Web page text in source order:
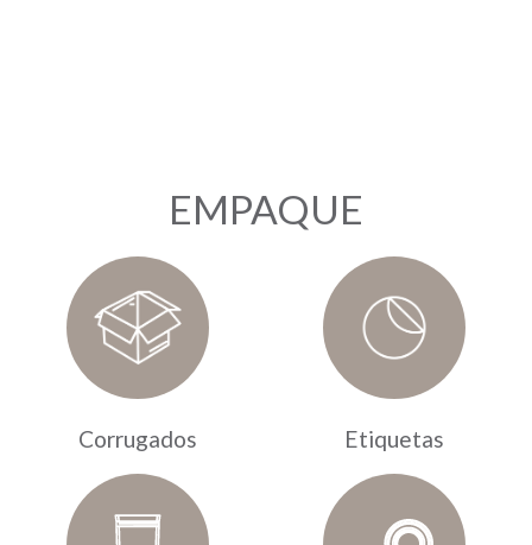
EMPAQUE
Corrugados Etiquetas